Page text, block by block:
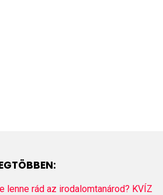
lenne rád az irodalomtanárod? KVÍZ